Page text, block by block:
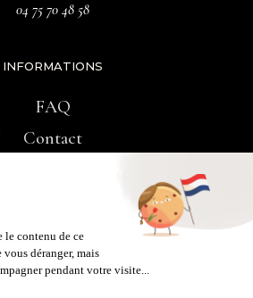
04 75 70 48 58
INFORMATIONS
FAQ
Contact